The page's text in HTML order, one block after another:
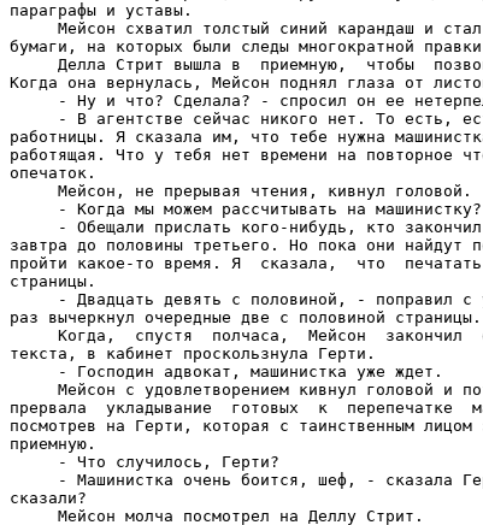
параграфы и уставы.
Мейсон схватил толстый синий карандаш и
бумаги, на которых были следы многократной
Делла Стрит вышла в  приемную,  чтобы
Когда она вернулась, Мейсон поднял глаза от
- Ну и что? Сделала? - спросил он ее
- В агентстве сейчас никого нет. То есть,
работницы. Я сказала им, что тебе нужна
работящая. Что у тебя нет времени на повторное
опечаток.
     Мейсон, не прерывая чтения, кивнул головой.
     - Когда мы можем рассчитывать на машинистку?
- Обещали прислать кого-нибудь, кто
завтра до половины третьего. Но пока они найдут
пройти какое-то время. Я  сказала,  что
страницы.
- Двадцать девять с половиной, - поправил с
раз вычеркнул очередные две с половиной страницы.
Когда,  спустя  полчаса,  Мейсон  закончил
текста, в кабинет проскользнула Герти.
     - Господин адвокат, машинистка уже ждет.
Мейсон с удовлетворением кивнул головой и
прервала  укладывание  готовых  к  перепечатке
посмотрев на Герти, которая с таинственным
приемную.
     - Что случилось, Герти?
- Машинистка очень боится, шеф, - сказала
сказали?
     Мейсон молча посмотрел на Деллу Стрит.